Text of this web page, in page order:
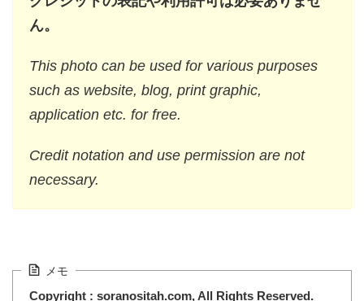
ん。
This photo can be used for various purposes
such as website, blog, print graphic,
application etc. for free.
Credit notation and use permission are not
necessary.
メモ
Copyright : soranositah.com, All Rights Reserved.